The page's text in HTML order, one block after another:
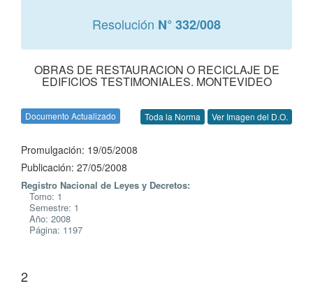
Resolución N° 332/008
OBRAS DE RESTAURACION O RECICLAJE DE
EDIFICIOS TESTIMONIALES. MONTEVIDEO
Documento Actualizado Toda la Norma Ver Imagen del D.O.
Promulgación: 19/05/2008
Publicación: 27/05/2008
Registro Nacional de Leyes y Decretos:
Tomo: 1
Semestre: 1
Año: 2008
Página: 1197
2